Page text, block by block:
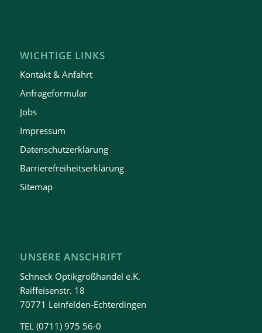
WICHTIGE LINKS
Kontakt & Anfahrt
Anfrageformular
Jobs
Impressum
Datenschutzerklärung
Barrierefreiheitserklärung
Sitemap
UNSERE ANSCHRIFT
Schneck Optikgroßhandel e.K.
Raiffeisenstr. 18
70771 Leinfelden-Echterdingen
TEL (0711) 975 56-0